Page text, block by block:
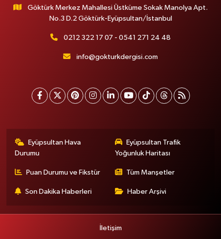
Göktürk Merkez Mahallesi Üstküme Sokak Manolya Apt.
No.3 D.2 Göktürk-Eyüpsultan/İstanbul
0212 322 17 07 - 0541 271 24 48
info@gokturkdergisi.com
Eyüpsultan Hava
Durumu
Eyüpsultan Trafik
Yoğunluk Haritası
Puan Durumu ve Fikstür Tüm Manşetler
Son Dakika Haberleri Haber Arşivi
İletişim